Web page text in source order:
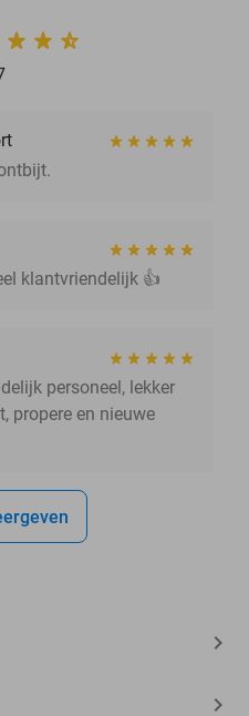
klantvriendelijk 👍
personeel, lekker
propere en nieuwe